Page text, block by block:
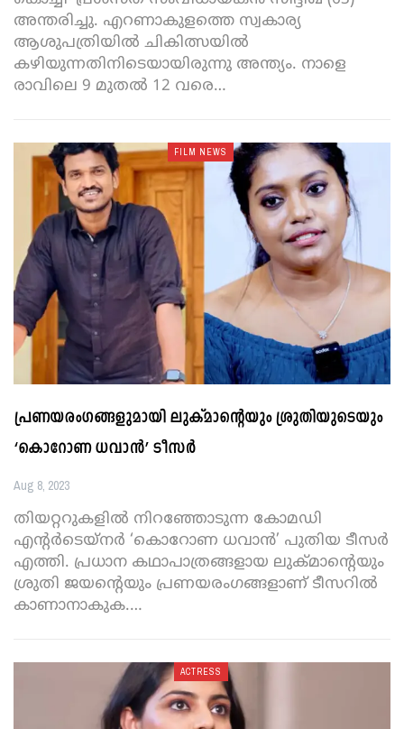
അന്തരിച്ചു. എറണാകുളത്തെ സ്വകാര്യ
ആശുപത്രിയില്‍ ചികിത്സയില്‍
കഴിയുന്നതിനിടെയായിരുന്നു അന്ത്യം. നാളെ
രാവിലെ 9 മുതൽ 12 വരെ…
FILM NEWS
പ്രണയരംഗങ്ങളുമായി ലുക്മാന്റെയും ശ്രുതിയുടെയും
‘കൊറോണ ധവാൻ’ ടീസർ
Aug 8, 2023
തിയറ്ററുകളിൽ നിറഞ്ഞോടുന്ന കോമഡി
എന്റർടെയ്നർ ‘കൊറോണ ധവാൻ’ പുതിയ ടീസർ
എത്തി. പ്രധാന കഥാപാത്രങ്ങളായ ലുക്മാന്റെയും
ശ്രുതി ജയന്റെയും പ്രണയരംഗങ്ങളാണ് ടീസറിൽ
കാണാനാകുക.…
ACTRESS